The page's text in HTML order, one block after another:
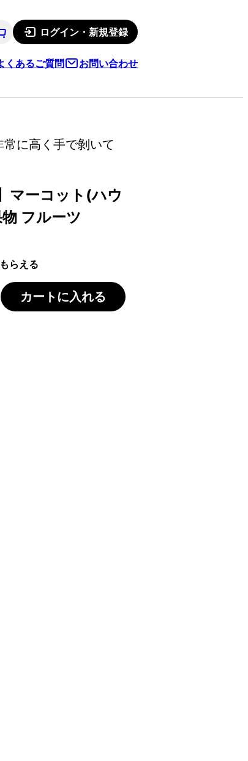
ログイン・新規登録
くあるご質問 お問い合わせ
に高く手で剝いて
マーコット(ハウ
フルーツ
らえる
カートに入れる